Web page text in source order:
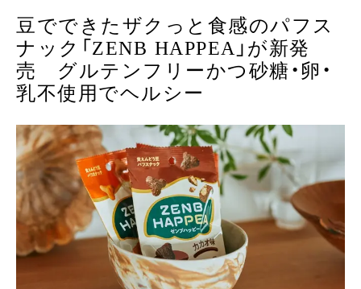
豆でできたザクっと食感のパフス
ナック「ZENB HAPPEA」が新発
売 グルテンフリーかつ砂糖・卵・
乳不使用でヘルシー